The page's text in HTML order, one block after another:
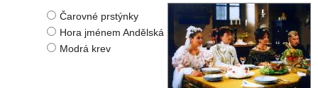
Čarovné prstýnky
Hora jménem Andělská
Modrá krev